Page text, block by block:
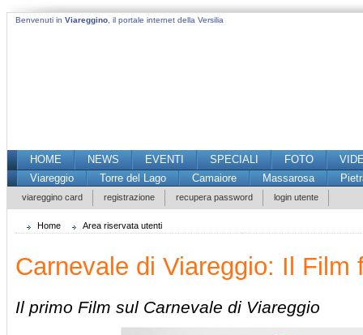
Benvenuti in Viareggino , il portale internet della Versilia
HOME NEWS EVENTI SPECIALI FOTO
Viareggio
Torre del Lago Camaiore Massarosa
viareggino card registrazione recupera password login utente
Home Area riservata utenti
Carnevale di Viareggio: Il Film
Il primo Film sul Carnevale di Viareggio